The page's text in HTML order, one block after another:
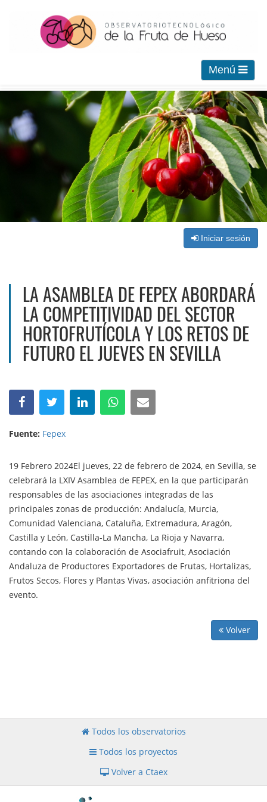
Menú
Iniciar sesión
LA ASAMBLEA DE FEPEX ABORDARÁ
LA COMPETITIVIDAD DEL SECTOR
HORTOFRUTÍCOLA Y LOS RETOS DE
FUTURO EL JUEVES EN SEVILLA
Fuente: Fepex
19 Febrero 2024El jueves, 22 de febrero de 2024, en Sevilla, se
celebrará la LXIV Asamblea de FEPEX, en la que participarán
responsables de las asociaciones integradas de las
principales zonas de producción: Andalucía, Murcia,
Comunidad Valenciana, Cataluña, Extremadura, Aragón,
Castilla y León, Castilla-La Mancha, La Rioja y Navarra,
contando con la colaboración de Asociafruit, Asociación
Andaluza de Productores Exportadores de Frutas, Hortalizas,
Frutos Secos, Flores y Plantas Vivas, asociación anfitriona del
evento.
Volver
Todos los observatorios
Todos los proyectos
Volver a Ctaex